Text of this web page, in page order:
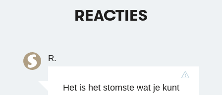
REACTIES
R.
Het is het stomste wat je kunt